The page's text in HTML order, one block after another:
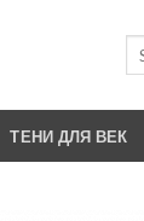
ТЕНИ ДЛЯ ВЕК